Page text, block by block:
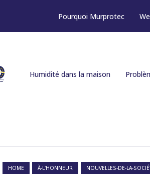
Pourquoi Murprotec
Humidité dans la maison
HOME À-L'HONNEUR NOUVELLES-DE-LA-